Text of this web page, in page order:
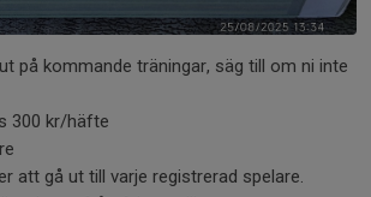
på kommande träningar, säg till om ni inte
300 kr/häfte
att gå ut till varje registrerad spelare.